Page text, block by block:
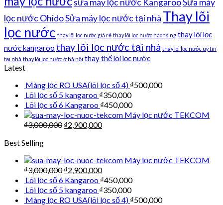
lọc nước OhidoSửa máy lọc nước tại nhà Thay lõi
lọc nước thay lõi lọc nước giá rẻ thay lõi lọc nước haohsing thay lõi lọc
nước kangaroo thay lõi lọc nước tại nhà thay lõi lọc nước uy tín
tại nhà thay lõi lọc nước ở hà nội thay thế lõi lọc nước
Latest
Màng lọc RO USA(lõi lọc số 4) ₫500,000
Lõi lọc số 5 kangaroo ₫350,000
Lõi lọc số 6 Kangaroo ₫450,000
Máy lọc nước TEKCOM
₫3,000,000 ₫2,900,000
Best Selling
Máy lọc nước TEKCOM
₫3,000,000 ₫2,900,000
Lõi lọc số 6 Kangaroo ₫450,000
Lõi lọc số 5 kangaroo ₫350,000
Màng lọc RO USA(lõi lọc số 4) ₫500,000